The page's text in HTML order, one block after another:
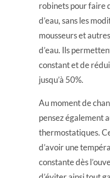
robinets pour faire
d’eau, sans les
mousseurs et
d’eau. Ils
constant et de
jusqu’à 50%.
Au moment de
pensez également
thermostatiques.
d’avoir une
constante dès